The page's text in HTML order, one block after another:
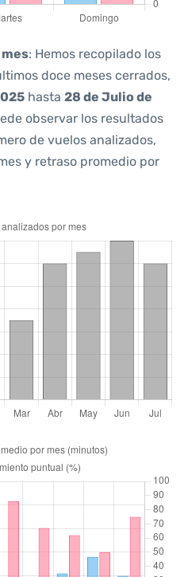
: Hemos recopilado los
doce meses cerrados,
hasta 28 de Julio de
observar los resultados
de vuelos analizados,
y retraso promedio por